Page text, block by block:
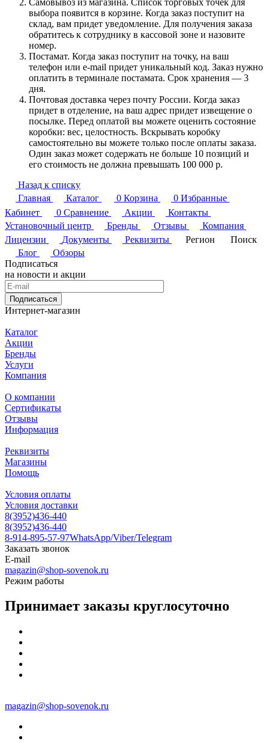
выбора появится в корзине. Когда заказ поступит на
склад, вам придет уведомление. Для получения заказа
обратитесь к сотруднику в кассовой зоне и назовите
номер.
Постамат. Когда заказ поступит на точку, на ваш
телефон или e-mail придет уникальный код. Заказ нужно
оплатить в терминале постамата. Срок хранения — 3
дня.
Почтовая доставка через почту России. Когда заказ
придет в отделение, на ваш адрес придет извещение о
посылке. Перед оплатой вы можете оценить состояние
коробки: вес, целостность. Вскрывать коробку
самостоятельно вы можете только после оплаты заказа.
Один заказ может содержать не больше 10 позиций и
его стоимость не должна превышать 100 000 р.
Назад к списку
Главная
Каталог 0 Корзина 0 Избранные
Кабинет
0 Сравнение Акции
Контакты
Установочный центр
Бренды Отзывы
Компания
Лицензии
Документы Реквизиты Регион
Поиск
Блог
Обзоры
Подписаться
на новости и акции
Подписаться
Интернет-магазин
Каталог
Акции
Бренды
Услуги
Компания
О компании
Сертификаты
Отзывы
Информация
Реквизиты
Магазины
Помощь
Условия оплаты
Условия доставки
8(3952)436-440
8(3952)436-440
8-914-895-57-97WhatsApp/Viber/Telegram
Заказать звонок
E-mail
magazin@shop-sovenok.ru
Режим работы
Принимает заказы круглосуточно
magazin@shop-sovenok.ru